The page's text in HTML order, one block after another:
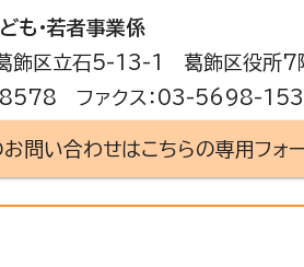
も・若者事業係
区立石5-13-1 葛飾区役所
ファクス：03-5698-
問い合わせはこちらの専用フォ